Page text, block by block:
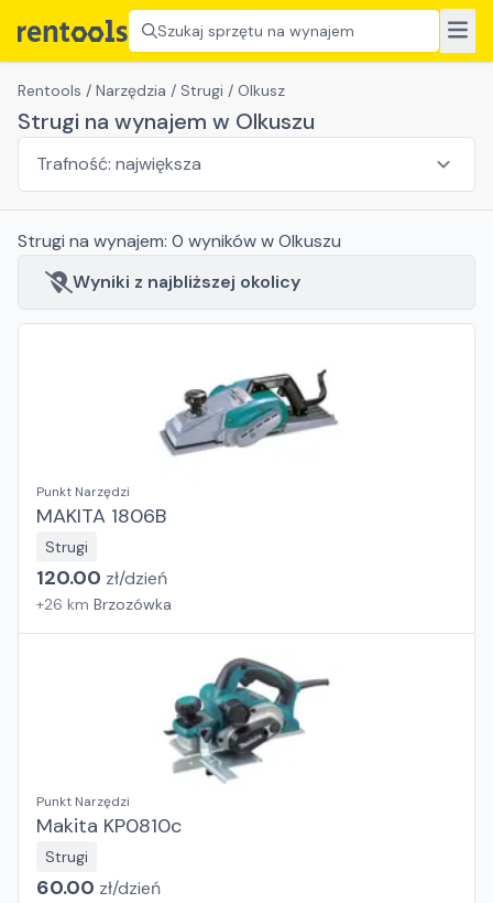
Szukaj sprzętu na wynajem
Rentools / Narzędzia / Strugi / Olkusz
Strugi na wynajem w Olkuszu
Strugi na wynajem: 0 wynikóww Olkuszu
Wyniki z najbliższej okolicy
Punkt Narzędzi
MAKITA 1806B
Strugi
120.00 zł/dzień
+26 km Brzozówka
Punkt Narzędzi
Makita KP0810c
Strugi
60.00 zł/dzień